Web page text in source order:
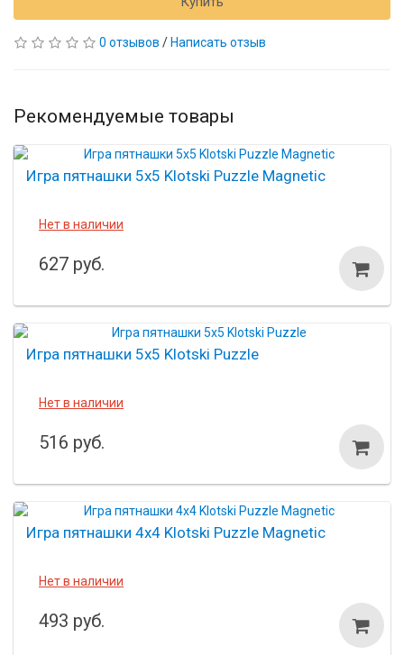
0 отзывов / Написать отзыв
Рекомендуемые товары
Игра пятнашки 5х5 Klotski Puzzle Magnetic
Нет в наличии
627 руб.
Игра пятнашки 5х5 Klotski Puzzle
Нет в наличии
516 руб.
Игра пятнашки 4х4 Klotski Puzzle Magnetic
Нет в наличии
493 руб.